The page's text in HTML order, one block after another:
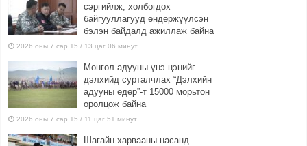
сэргийлж, холбогдох
байгууллагууд өндөржүүлсэн
бэлэн байдалд ажиллаж байна
2026 оны 7 сар 15 / 13 цаг 06 минут
Монгол адууны үнэ цэнийг
дэлхийд сурталчлах “Дэлхийн
адууны өдөр”-т 15000 морьтон
оролцож байна
2026 оны 7 сар 15 / 11 цаг 51 минут
Шагайн харвааны насанд